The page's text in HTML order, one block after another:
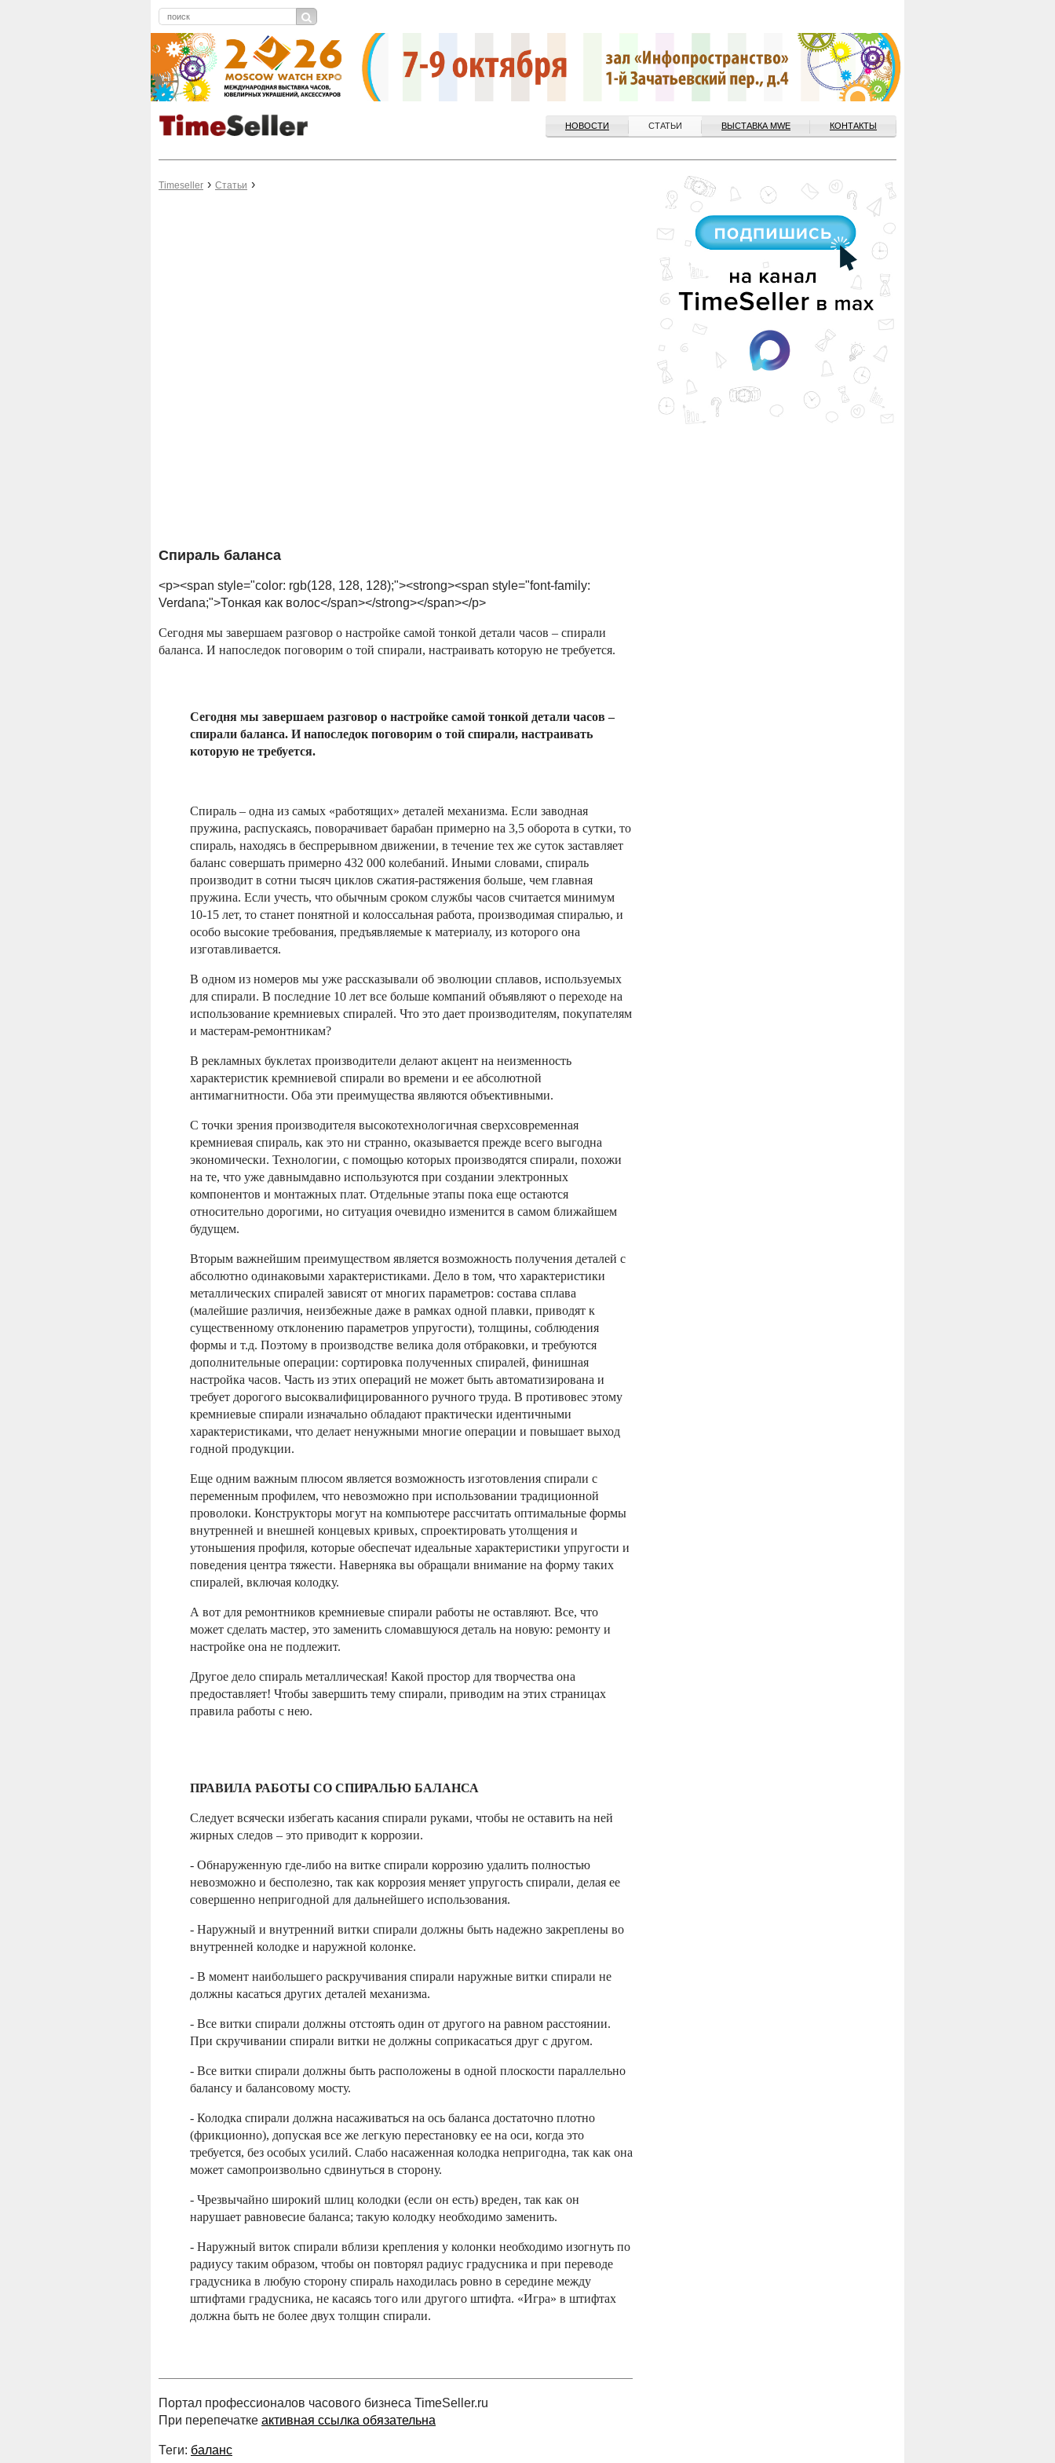
НОВОСТИ СТАТЬИ ВЫСТАВКА MWE КОНТАКТЫ
Timeseller Статьи
Спираль баланса
<p><span style="color: rgb(128, 128, 128);"><strong><span style="font-family:
Verdana;">Тонкая как волос</span></strong></span></p>
Сегодня мы завершаем разговор о настройке самой тонкой детали часов – спирали
баланса. И напоследок поговорим о той спирали, настраивать которую не требуется.
Сегодня мы завершаем разговор о настройке самой тонкой детали часов –
спирали баланса. И напоследок поговорим о той спирали, настраивать
которую не требуется.
Спираль – одна из самых «работящих» деталей механизма. Если заводная
пружина, распускаясь, поворачивает барабан примерно на 3,5 оборота в сутки, то
спираль, находясь в беспрерывном движении, в течение тех же суток заставляет
баланс совершать примерно 432 000 колебаний. Иными словами, спираль
производит в сотни тысяч циклов сжатия-растяжения больше, чем главная
пружина. Если учесть, что обычным сроком службы часов считается минимум
10-15 лет, то станет понятной и колоссальная работа, производимая спиралью, и
особо высокие требования, предъявляемые к материалу, из которого она
изготавливается.
В одном из номеров мы уже рассказывали об эволюции сплавов, используемых
для спирали. В последние 10 лет все больше компаний объявляют о переходе на
использование кремниевых спиралей. Что это дает производителям, покупателям
и мастерам-ремонтникам?
В рекламных буклетах производители делают акцент на неизменность
характеристик кремниевой спирали во времени и ее абсолютной
антимагнитности. Оба эти преимущества являются объективными.
С точки зрения производителя высокотехнологичная сверхсовременная
кремниевая спираль, как это ни странно, оказывается прежде всего выгодна
экономически. Технологии, с помощью которых производятся спирали, похожи
на те, что уже давнымдавно используются при создании электронных
компонентов и монтажных плат. Отдельные этапы пока еще остаются
относительно дорогими, но ситуация очевидно изменится в самом ближайшем
будущем.
Вторым важнейшим преимуществом является возможность получения деталей с
абсолютно одинаковыми характеристиками. Дело в том, что характеристики
металлических спиралей зависят от многих параметров: состава сплава
(малейшие различия, неизбежные даже в рамках одной плавки, приводят к
существенному отклонению параметров упругости), толщины, соблюдения
формы и т.д. Поэтому в производстве велика доля отбраковки, и требуются
дополнительные операции: сортировка полученных спиралей, финишная
настройка часов. Часть из этих операций не может быть автоматизирована и
требует дорогого высоквалифицированного ручного труда. В противовес этому
кремниевые спирали изначально обладают практически идентичными
характеристиками, что делает ненужными многие операции и повышает выход
годной продукции.
Еще одним важным плюсом является возможность изготовления спирали с
переменным профилем, что невозможно при использовании традиционной
проволоки. Конструкторы могут на компьютере рассчитать оптимальные формы
внутренней и внешней концевых кривых, спроектировать утолщения и
утоньшения профиля, которые обеспечат идеальные характеристики упругости и
поведения центра тяжести. Наверняка вы обращали внимание на форму таких
спиралей, включая колодку.
А вот для ремонтников кремниевые спирали работы не оставляют. Все, что
может сделать мастер, это заменить сломавшуюся деталь на новую: ремонту и
настройке она не подлежит.
Другое дело спираль металлическая! Какой простор для творчества она
предоставляет! Чтобы завершить тему спирали, приводим на этих страницах
правила работы с нею.
ПРАВИЛА РАБОТЫ СО СПИРАЛЬЮ БАЛАНСА
Следует всячески избегать касания спирали руками, чтобы не оставить на ней
жирных следов – это приводит к коррозии.
- Обнаруженную где-либо на витке спирали коррозию удалить полностью
невозможно и бесполезно, так как коррозия меняет упругость спирали, делая ее
совершенно непригодной для дальнейшего использования.
- Наружный и внутренний витки спирали должны быть надежно закреплены во
внутренней колодке и наружной колонке.
- В момент наибольшего раскручивания спирали наружные витки спирали не
должны касаться других деталей механизма.
- Все витки спирали должны отстоять один от другого на равном расстоянии.
При скручивании спирали витки не должны соприкасаться друг с другом.
- Все витки спирали должны быть расположены в одной плоскости параллельно
балансу и балансовому мосту.
- Колодка спирали должна насаживаться на ось баланса достаточно плотно
(фрикционно), допуская все же легкую перестановку ее на оси, когда это
требуется, без особых усилий. Слабо насаженная колодка непригодна, так как она
может самопроизвольно сдвинуться в сторону.
- Чрезвычайно широкий шлиц колодки (если он есть) вреден, так как он
нарушает равновесие баланса; такую колодку необходимо заменить.
- Наружный виток спирали вблизи крепления у колонки необходимо изогнуть по
радиусу таким образом, чтобы он повторял радиус градусника и при переводе
градусника в любую сторону спираль находилась ровно в середине между
штифтами градусника, не касаясь того или другого штифта. «Игра» в штифтах
должна быть не более двух толщин спирали.
Портал профессионалов часового бизнеса TimeSeller.ru
При перепечатке активная ссылка обязательна
Теги: баланс